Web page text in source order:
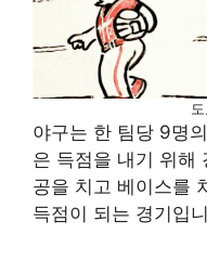
야구는 한 팀당 9명
은 득점을 내기 위해
공을 치고 베이스를
득점이 되는 경기입